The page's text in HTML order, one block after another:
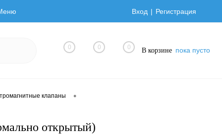
Вход Регистрация
0 0 0 В корзине пока пусто
клапаны •
открытый)